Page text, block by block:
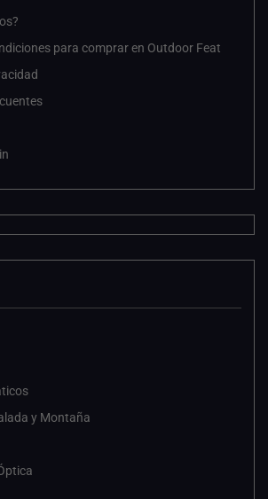
para comprar en Outdoor Feat
y Montaña